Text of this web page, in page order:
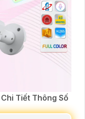
Tiết Thông Số